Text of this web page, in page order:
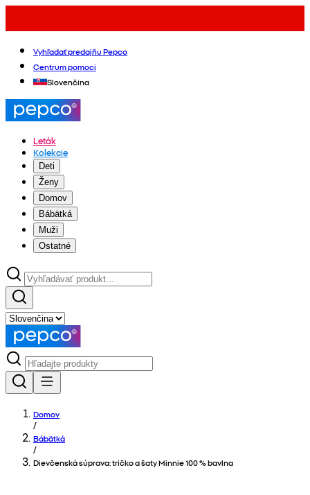
Vyhľadať predajňu Pepco
Centrum pomoci
Slovenčina
Leták
Kolekcie
Deti
Ženy
Domov
Bábätká
Muži
Ostatné
Domov
/
Bábätká
/
Dievčenská súprava: tričko a šaty Minnie 100 % bavlna